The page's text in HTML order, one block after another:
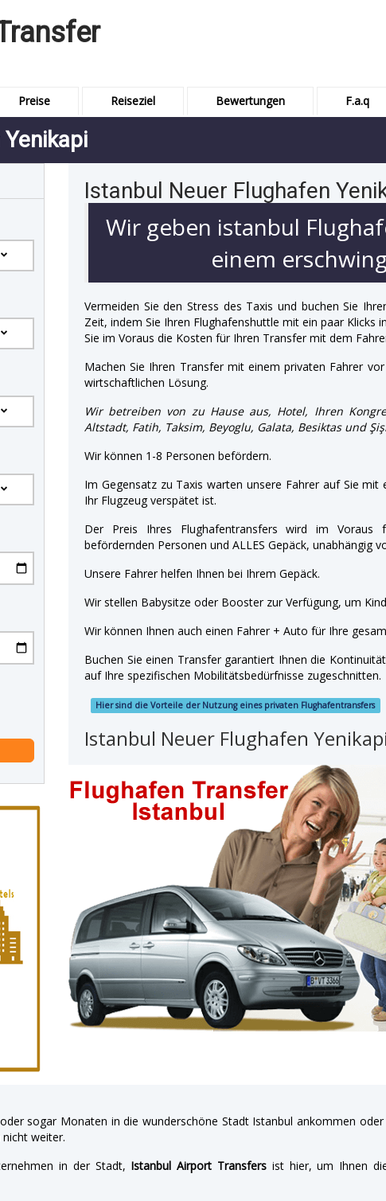
Preise Reiseziel Bewertungen F.a.q
Istanbul Neuer Flughafen
Wir geben istanbul
einem
Vermeiden Sie den Stress des Taxis und buchen Sie
Zeit, indem Sie Ihren Flughafenshuttle mit ein paar Klicks
Sie im Voraus die Kosten für Ihren Transfer mit dem
Machen Sie Ihren Transfer mit einem privaten Fahrer
wirtschaftlichen Lösung.
Wir betreiben von zu Hause aus, Hotel, Ihren
Altstadt, Fatih, Taksim, Beyoglu, Galata, Besiktas und
Wir können 1-8 Personen befördern.
Im Gegensatz zu Taxis warten unsere Fahrer auf Sie
Ihr Flugzeug verspätet ist.
Der Preis Ihres Flughafentransfers wird im
befördernden Personen und ALLES Gepäck, unabhängig
Unsere Fahrer helfen Ihnen bei Ihrem Gepäck.
Wir stellen Babysitze oder Booster zur Verfügung, um
Wir können Ihnen auch einen Fahrer + Auto für Ihre
Buchen Sie einen Transfer garantiert Ihnen die
auf Ihre spezifischen Mobilitätsbedürfnisse zugeschnitten.
Hier sind die Vorteile der Nutzung eines privaten Flughafentransfers
Istanbul Neuer Flughafen
sogar Monaten in die wunderschöne Stadt Istanbul ankommen
weiter.
in der Stadt, Istanbul Airport Transfersist hier, um Ihnen